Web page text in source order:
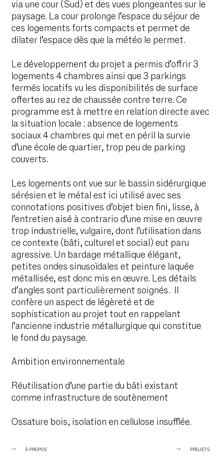
via une cour (Sud) et des vues plongeantes sur le
paysage. La cour prolonge l’espace du séjour de
ces logements forts compacts et permet de
dilater l’espace dès que la météo le permet.
Le développement du projet a permis d’offrir 3
logements 4 chambres ainsi que 3 parkings
fermés locatifs vu les disponibilités de surface
offertes au rez de chaussée contre terre. Ce
programme est à mettre en relation directe avec
la situation locale : absence de logements
sociaux 4 chambres qui met en péril la survie
d’une école de quartier, trop peu de parking
couverts.
Les logements ont vue sur le bassin sidérurgique
sérésien et le métal est ici utilisé avec ses
connotations positives d’objet bien fini, lisse, à
l’entretien aisé à contrario d’une mise en œuvre
trop industrielle, vulgaire, dont l’utilisation dans
ce contexte (bâti, culturel et social) eut paru
agressive. Un bardage métallique élégant,
petites ondes sinusoïdales et peinture laquée
métallisée, est donc mis en œuvre. Les détails
d’angles sont particulièrement soignés. Il
confère un aspect de légèreté et de
sophistication au projet tout en rappelant
l’ancienne industrie métallurgique qui constitue
le fond du paysage.
Ambition environnementale
Réutilisation d’une partie du bâti existant
comme infrastructure de soutènement
Ossature bois, isolation en cellulose insufflée.
À PROPOS PROJETS